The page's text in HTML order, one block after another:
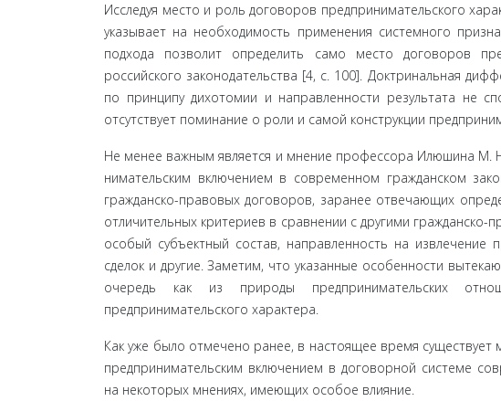
Исследуя место и роль договоров предпринимательского
указывает на необходимость применения системного
подхода позволит определить само место договоров
российского законода­тельства [4, с. 100]. Доктринальная
по принципу дихотомии и на­правленности результата не
отсутствует поминание о роли и самой кон­струкции
Не менее важным является и мнение профессора Илюшина М.
нимательским включением в современном гражданском
граж­данско-правовых договоров, заранее отвечающих
отличительных критериев в сравнении с другими
особый субъектный состав, направленность на
сделок и другие. Заметим, что указанные особенности
очередь как из природы предпри­нимательских
предпринимательского характера.
Как уже было отмечено ранее, в настоящее время
пред­принимательским включением в договорной системе
на некоторых мнениях, имеющих особое влияние.